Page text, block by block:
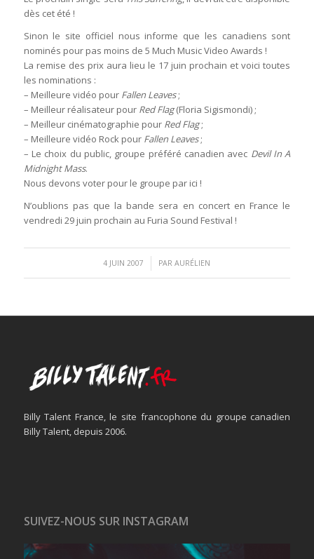
dès cet été !
Sinon le site officiel nous informe que les canadiens sont
nominés pour pas moins de 5 Much Music Video Awards !
La remise des prix aura lieu le 17 juin prochain et voici toutes
les nominations :
– Meilleure vidéo pour Fallen Leaves;
– Meilleur réalisateur pour Red Flag(Floria Sigismondi) ;
– Meilleur cinématographie pour Red Flag;
– Meilleure vidéo Rock pour Fallen Leaves;
– Le choix du public, groupe préféré canadien avec Devil In A
Midnight Mass.
Nous devons voter pour le groupe par ici !
N’oublions pas que la bande sera en concert en France le
vendredi 29 juin prochain au Furia Sound Festival !
4 JUIN 2007
/ PARAURÉLIEN
Billy Talent France, le site francophone du groupe canadien
Billy Talent, depuis 2006.
SUIVEZ-NOUS SUR INSTAGRAM